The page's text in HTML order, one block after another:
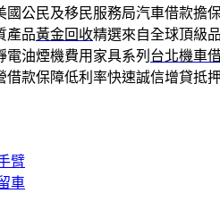
國公民及移民服務局汽車借款擔
產品黃金回收精選來自全球頂級
油煙機費用家具系列 台北機車
借款保障低利率快速誠信增貸抵
臂
車